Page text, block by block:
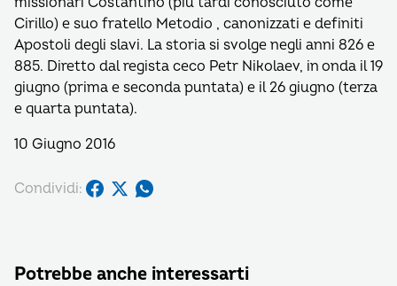
Cirillo) e suo fratello Metodio , canonizzati e definiti
Apostoli degli slavi. La storia si svolge negli anni 826 e
885. Diretto dal regista ceco Petr Nikolaev, in onda il 19
giugno (prima e seconda puntata) e il 26 giugno (terza
e quarta puntata).
10 Giugno 2016
Condividi:
Potrebbe anche interessarti